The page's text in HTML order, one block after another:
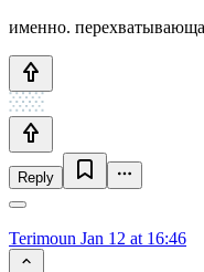
именно.
Reply
Terimoun Jan 12 at 16:46